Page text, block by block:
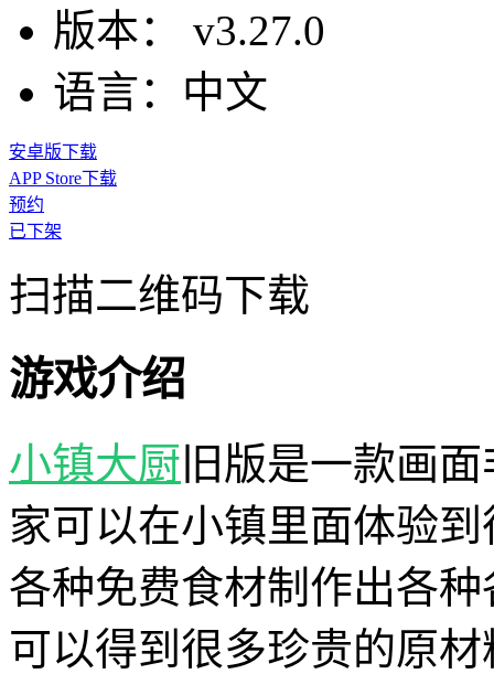
版本：
v3.27.0
语言： 中文
安卓版下载
APP Store下载
预约
已下架
扫描二维码下载
游戏介绍
小镇大厨 旧版是一款画
家可以在小镇里面体验
各种免费食材制作出各
可以得到很多珍贵的原